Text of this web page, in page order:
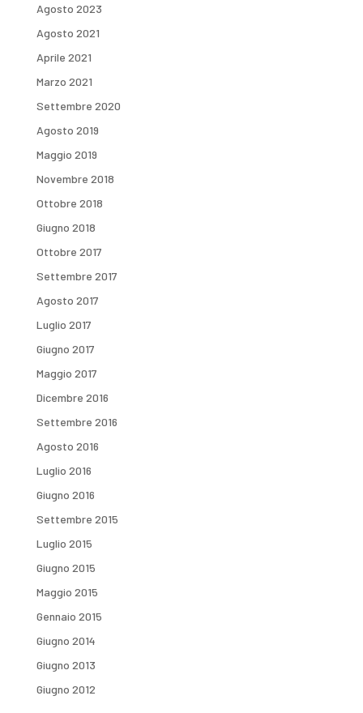
Agosto 2023
Agosto 2021
Aprile 2021
Marzo 2021
Settembre 2020
Agosto 2019
Maggio 2019
Novembre 2018
Ottobre 2018
Giugno 2018
Ottobre 2017
Settembre 2017
Agosto 2017
Luglio 2017
Giugno 2017
Maggio 2017
Dicembre 2016
Settembre 2016
Agosto 2016
Luglio 2016
Giugno 2016
Settembre 2015
Luglio 2015
Giugno 2015
Maggio 2015
Gennaio 2015
Giugno 2014
Giugno 2013
Giugno 2012